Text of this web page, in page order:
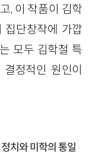
, 이 작품이 김학
집단창작에 가깝
모두 김학철 특
정적인 원인이
치와 미학의 통일